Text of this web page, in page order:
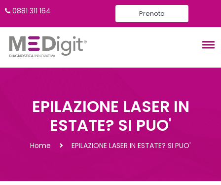
0881 311 164 Prenota
EPILAZIONE LASER IN
ESTATE? SI PUO'
Home EPILAZIONE LASER IN ESTATE? SI PUO'